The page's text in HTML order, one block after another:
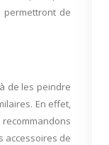
permettront de
de les peindre
En effet,
accessoires de